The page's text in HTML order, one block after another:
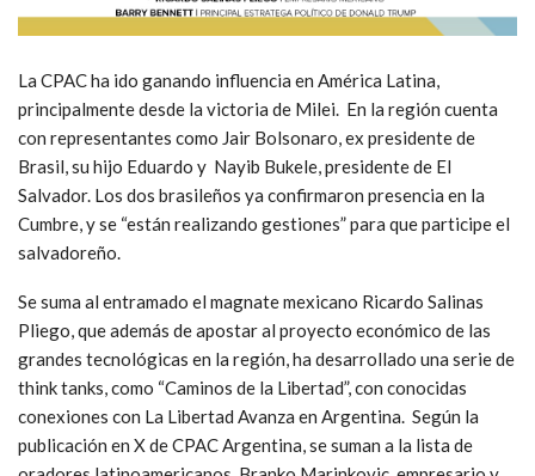
La CPAC ha ido ganando influencia en América Latina,
principalmente desde la victoria de Milei. En la región cuenta
con representantes como Jair Bolsonaro, ex presidente de
Brasil, su hijo Eduardo y Nayib Bukele, presidente de El
Salvador. Los dos brasileños ya confirmaron presencia en la
Cumbre, y se “están realizando gestiones” para que participe el
salvadoreño.
Se suma al entramado el magnate mexicano Ricardo Salinas
Pliego, que además de apostar al proyecto económico de las
grandes tecnológicas en la región, ha desarrollado una serie de
think tanks, como “Caminos de la Libertad”, con conocidas
conexiones con La Libertad Avanza en Argentina. Según la
publicación en X de CPAC Argentina, se suman a la lista de